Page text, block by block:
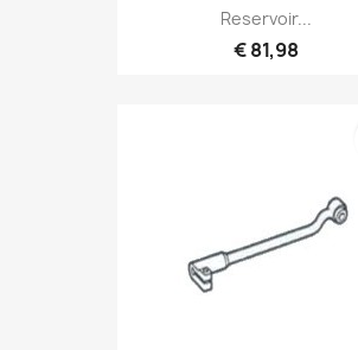
Reservoir...
€ 81,98